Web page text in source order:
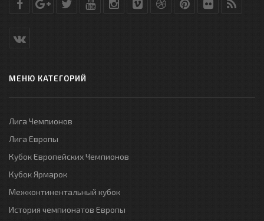
МЕНЮ КАТЕГОРИЙ
Лига Чемпионов
Лига Европы
Кубок Европейских Чемпионов
Кубок Ярмарок
Межконтинентальный кубок
История чемпионатов Европы